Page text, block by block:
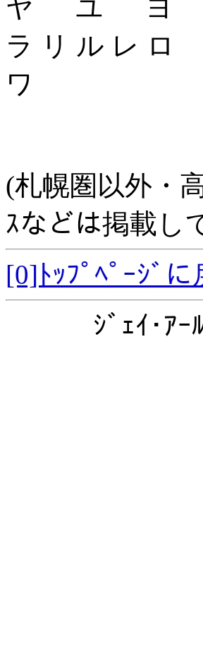
ヤ ユ ヨ
ラ リ ル レ ロ
ワ
(札幌圏以外・
ｽなどは掲載し
[0]ﾄｯﾌﾟﾍﾟｰｼﾞに
ｼﾞｪｲ･ｱ